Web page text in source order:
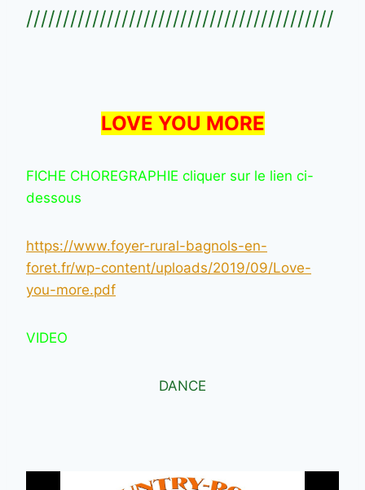
//////////////////////////////////////////
LOVE YOU MORE
FICHE CHOREGRAPHIE cliquer sur le lien ci-
dessous
https://www.foyer-rural-bagnols-en-
foret.fr/wp-content/uploads/2019/09/Love-
you-more.pdf
VIDEO
DANCE